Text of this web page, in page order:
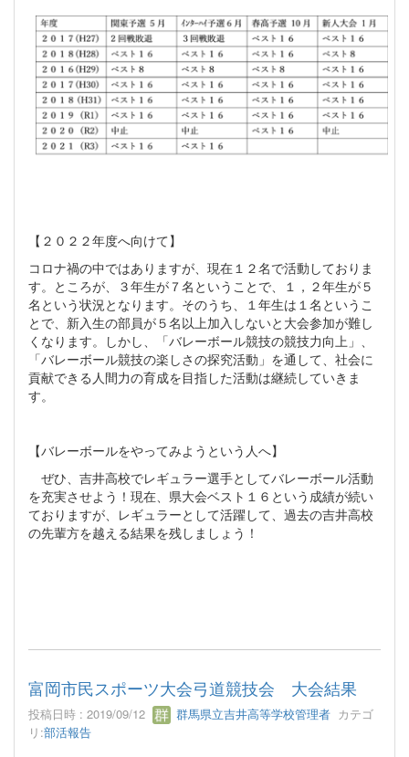
【２０２２年度へ向けて】
コロナ禍の中ではありますが、現在１２名で活動しておりま
す。ところが、３年生が７名ということで、１，２年生が５
名という状況となります。そのうち、１年生は１名というこ
とで、新入生の部員が５名以上加入しないと大会参加が難し
くなります。しかし、「バレーボール競技の競技力向上」、
「バレーボール競技の楽しさの探究活動」を通して、社会に
貢献できる人間力の育成を目指した活動は継続していきま
す。
【バレーボールをやってみようという人へ】
ぜひ、吉井高校でレギュラー選手としてバレーボール活動
を充実させよう！現在、県大会ベスト１６という成績が続い
ておりますが、レギュラーとして活躍して、過去の吉井高校
の先輩方を越える結果を残しましょう！
富岡市民スポーツ大会弓道競技会 大会結果
投稿日時 : 2019/09/12 群馬県立吉井高等学校管理者 カテゴ
リ:部活報告